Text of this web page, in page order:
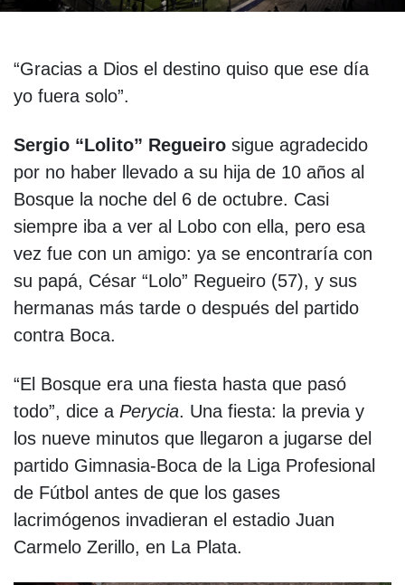
“Gracias a Dios el destino quiso que ese día
yo fuera solo”.
Sergio “Lolito” Regueiro sigue agradecido
por no haber llevado a su hija de 10 años al
Bosque la noche del 6 de octubre. Casi
siempre iba a ver al Lobo con ella, pero esa
vez fue con un amigo: ya se encontraría con
su papá, César “Lolo” Regueiro (57), y sus
hermanas más tarde o después del partido
contra Boca.
“El Bosque era una fiesta hasta que pasó
todo”, dice a Perycia. Una fiesta: la previa y
los nueve minutos que llegaron a jugarse del
partido Gimnasia-Boca de la Liga Profesional
de Fútbol antes de que los gases
lacrimógenos invadieran el estadio Juan
Carmelo Zerillo, en La Plata.